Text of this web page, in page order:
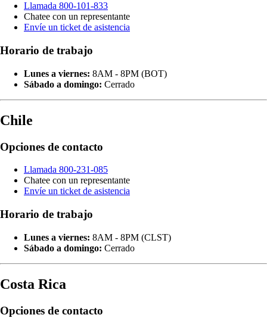
Llamada 800-101-833
Chatee con un representante
Envíe un ticket de asistencia
Horario de trabajo
Lunes a viernes: 8AM - 8PM (BOT)
Sábado a domingo: Cerrado
Chile
Opciones de contacto
Llamada 800-231-085
Chatee con un representante
Envíe un ticket de asistencia
Horario de trabajo
Lunes a viernes: 8AM - 8PM (CLST)
Sábado a domingo: Cerrado
Costa Rica
Opciones de contacto